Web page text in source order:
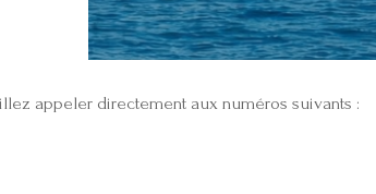
appeler directement aux numéros suivants :